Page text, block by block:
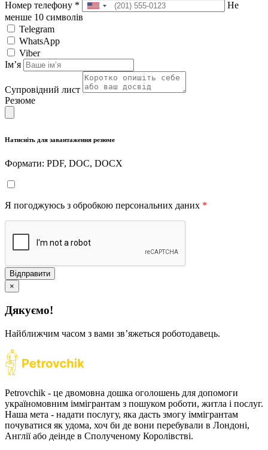
Номер телефону *
Не
менше 10 символів
Telegram
WhatsApp
Viber
Імʼя
Супровідний лист
Резюме
Натисніть для завантаження резюме
Формати: PDF, DOC, DOCX
Я погоджуюсь з обробкою персональних даних *
Відправити
×
Дякуємо!
Найближчим часом з вами звʼяжеться роботодавець.
Petrovchik - це двомовна дошка оголошень для допомоги
україномовним іммігрантам з пошуком роботи, житла і послуг.
Наша мета - надати послугу, яка дасть змогу іммігрантам
почуватися як удома, хоч би де вони перебували в Лондоні,
Англії або деінде в Сполученому Королівстві.